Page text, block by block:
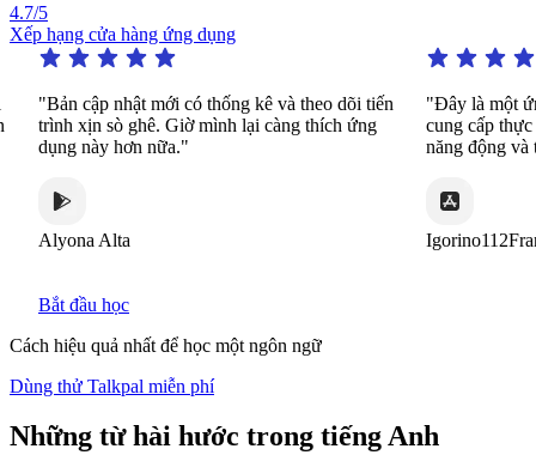
4.7/5
Xếp hạng cửa hàng ứng dụng
"Bản cập nhật mới có thống kê và theo dõi tiến
trình xịn sò ghê. Giờ mình lại càng thích ứng
dụng này hơn nữa."
Alyona Alta
"Đây là một
cung cấp thực
năng động và
Bắt đầu học
Cách hiệu quả nhất để học một ngôn ngữ
Dùng thử Talkpal miễn phí
Những từ hài hước trong tiếng Anh